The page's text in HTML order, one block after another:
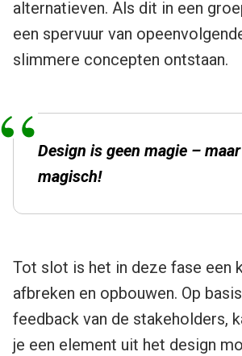
alternatieven. Als dit in een
een spervuur van
slimmere concepten ontstaan.
Design is geen magie –
magisch!
Tot slot is het in deze fase een
afbreken en opbouwen. Op
feedback van de stakeholders,
je een element uit het design